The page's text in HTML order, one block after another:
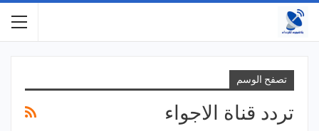
تصفح الوسم
تردد قناة الاجواء